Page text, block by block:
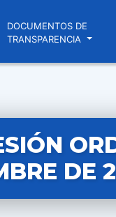
DOCUMENTOS DE
TRANSPARENCIA
DE